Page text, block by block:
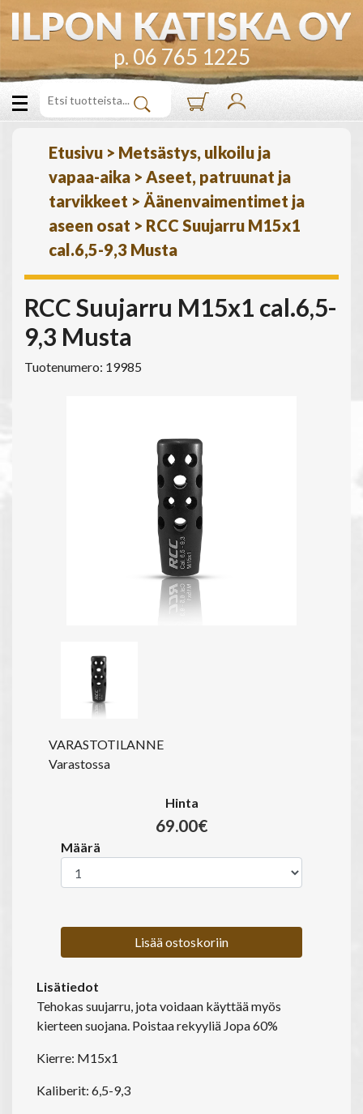
p. 06 765 1225
Etusivu > Metsästys, ulkoilu ja
vapaa-aika > Aseet, patruunat ja
tarvikkeet > Äänenvaimentimet ja
aseen osat > RCC Suujarru M15x1
cal.6,5-9,3 Musta
RCC Suujarru M15x1 cal.6,5-
9,3 Musta
Tuotenumero: 19985
VARASTOTILANNE
Varastossa
Hinta
69.00€
Määrä
Lisää ostoskoriin
Lisätiedot
Tehokas suujarru, jota voidaan käyttää myös
kierteen suojana. Poistaa rekyyliä Jopa 60%
Kierre: M15x1
Kaliberit: 6,5-9,3